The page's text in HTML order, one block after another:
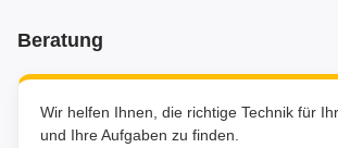
Beratung
Wir helfen Ihnen, die richtige Technik für
und Ihre Aufgaben zu finden.